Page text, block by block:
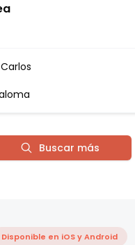
Buscar más
Disponible en iOS y Android